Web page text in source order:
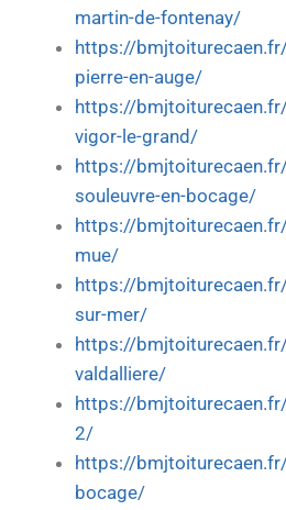
martin-de-fontenay/
https://
pierre-en-auge/
https://
vigor-le-grand/
https://
souleuvre-en-bocage/
https://
mue/
https://
sur-mer/
https://
valdalliere/
https://
2/
https://
bocage/